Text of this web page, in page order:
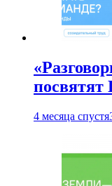
посвятят
4 месяца спустя